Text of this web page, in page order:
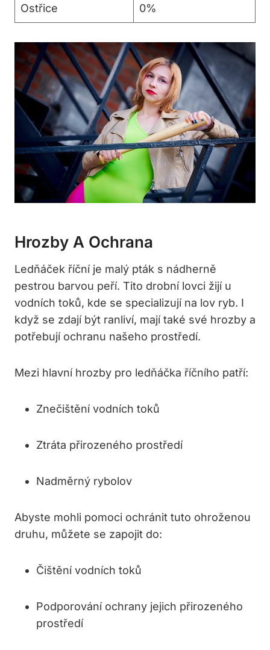
Ostřice 0%
Hrozby A Ochrana
Ledňáček říční je malý pták s nádherně
pestrou barvou peří. Tito drobní lovci žijí u
vodních toků, kde se specializují na lov ryb. I
když se zdají být ranliví, mají také své hrozby a
potřebují ochranu našeho prostředí.
Mezi hlavní hrozby pro ledňáčka říčního patří:
Znečištění vodních toků
Ztráta přirozeného prostředí
Nadměrný rybolov
Abyste mohli pomoci ochránit tuto ohroženou
druhu, můžete se zapojit do:
Čištění vodních toků
Podporování ochrany jejich přirozeného
prostředí